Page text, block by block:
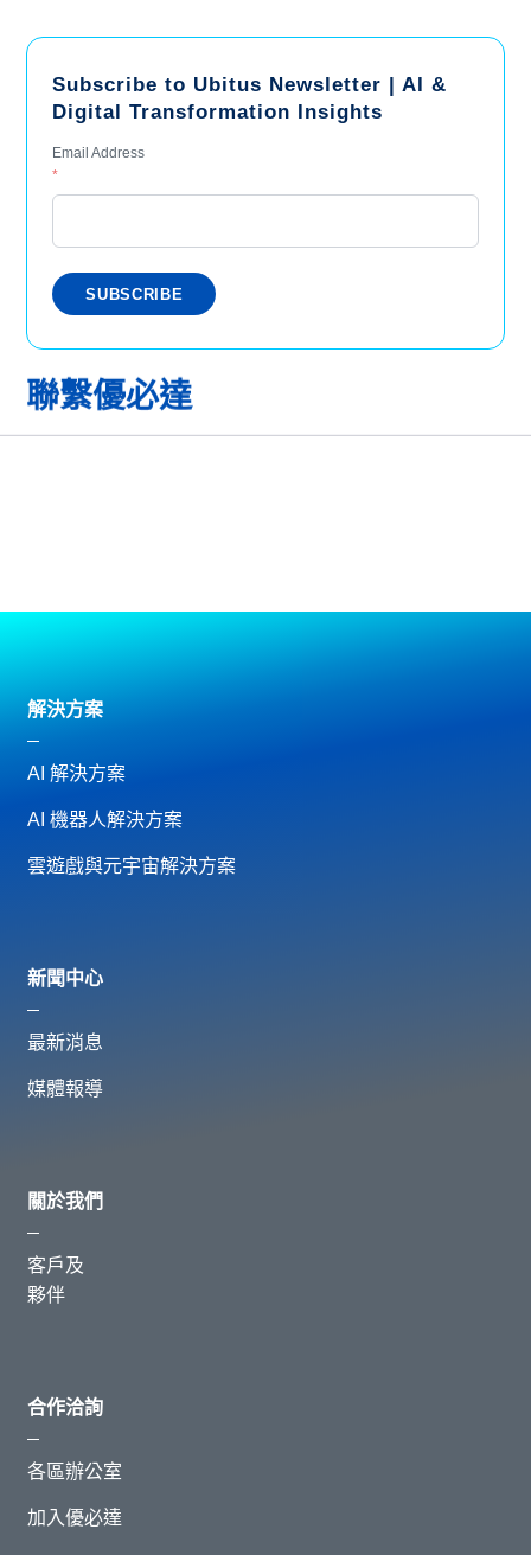
Subscribe to Ubitus Newsletter | AI &
Digital Transformation Insights
Email Address
*
聯繫優必達
解決方案
AI 解決方案
AI 機器人解決方案
雲遊戲與元宇宙解決方案
新聞中心
最新消息
媒體報導
關於我們
客戶及
夥伴
合作洽詢
各區辦公室
加入優必達